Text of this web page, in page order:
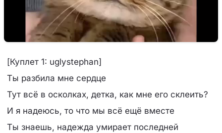
[Куплет 1: uglystephan]
Ты разбила мне сердце
Тут всё в осколках, детка, как мне его склеить?
И я надеюсь, то что мы всё ещё вместе
Ты знаешь, надежда умирает последней